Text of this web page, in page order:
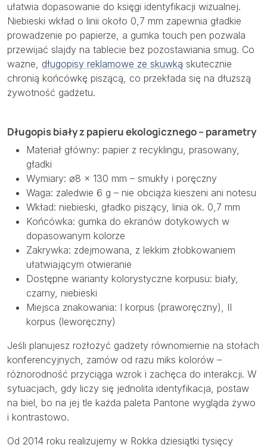
ułatwia dopasowanie do księgi identyfikacji wizualnej.
Niebieski wkład o linii około 0,7 mm zapewnia gładkie
prowadzenie po papierze, a gumka touch pen pozwala
przewijać slajdy na tablecie bez pozostawiania smug. Co
ważne, długopisy reklamowe ze skuwką skutecznie
chronią końcówkę piszącą, co przekłada się na dłuższą
żywotność gadżetu.
Długopis biały z papieru ekologicznego – parametry
Materiał główny: papier z recyklingu, prasowany,
gładki
Wymiary: ø8 × 130 mm – smukły i poręczny
Waga: zaledwie 6 g – nie obciąża kieszeni ani notesu
Wkład: niebieski, gładko piszący, linia ok. 0,7 mm
Końcówka: gumka do ekranów dotykowych w
dopasowanym kolorze
Zakrywka: zdejmowana, z lekkim żłobkowaniem
ułatwiającym otwieranie
Dostępne warianty kolorystyczne korpusu: biały,
czarny, niebieski
Miejsca znakowania: I korpus (praworęczny), II
korpus (leworęczny)
Jeśli planujesz rozłożyć gadżety równomiernie na stołach
konferencyjnych, zamów od razu miks kolorów –
różnorodność przyciąga wzrok i zachęca do interakcji. W
sytuacjach, gdy liczy się jednolita identyfikacja, postaw
na biel, bo na jej tle każda paleta Pantone wygląda żywo
i kontrastowo.
Od 2014 roku realizujemy w Rokka dziesiątki tysięcy